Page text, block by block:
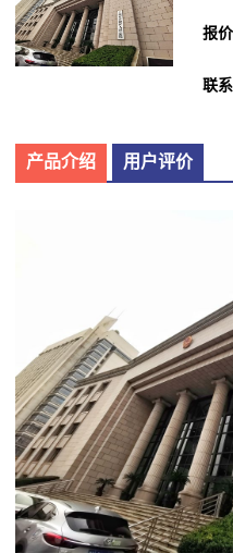
报价
联系
产品介绍 用户评价